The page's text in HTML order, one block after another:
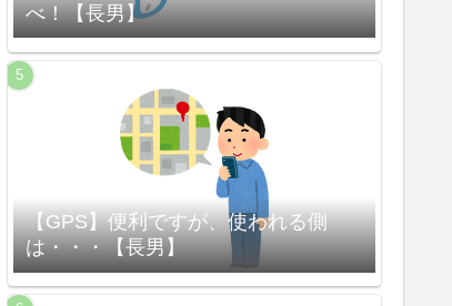
べ！【長男】
【GPS】便利ですが、使われる側
は・・・【長男】